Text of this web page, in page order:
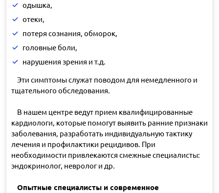
одышка,
отеки,
потеря сознания, обморок,
головные боли,
нарушения зрения и т.д.
Эти симптомы служат поводом для немедленного и
тщательного обследования.
В нашем центре ведут прием квалифицированные
кардиологи, которые помогут выявить ранние признаки
заболевания, разработать индивидуальную тактику
лечения и профилактики рецидивов. При
необходимости привлекаются смежные специалисты:
эндокринолог, невролог и др.
Опытные специалисты и современное